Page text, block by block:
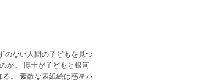
のない人間の子どもを見つ
星ハ